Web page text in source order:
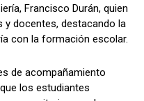
Francisco Durán, quien
y docentes, destacando la
con la formación escolar.
de acompañamiento
los estudiantes